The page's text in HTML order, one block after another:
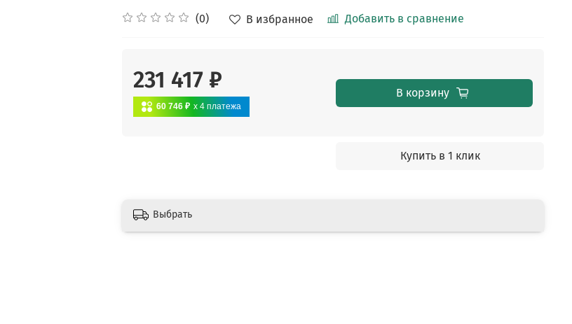
(0) В избранное Добавить в сравнение
231 417 ₽
60 746 ₽ x 4 платежа
В корзину
Купить в 1 клик
Выбрать